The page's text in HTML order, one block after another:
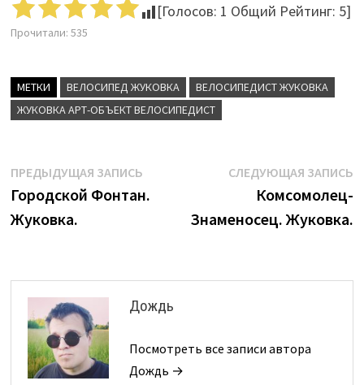
[Голосов: 1 Общий Рейтинг: 5]
Прочитали: 535
МЕТКИ ВЕЛОСИПЕД ЖУКОВКА
ВЕЛОСИПЕДИСТ ЖУКОВКА
ЖУКОВКА АРТ-ОБЪЕКТ ВЕЛОСИПЕДИСТ
Навигация
по
записям
ПРЕДЫДУЩАЯ ЗАПИСЬПредыдущая
запись:
Городской Фонтан.
Жуковка.
СЛЕДУЮЩАЯ ЗАПИСЬ
Комсомолец-
Знаменосец. Жуковка.
Дождь
Посмотреть все записи автора
Дождь →